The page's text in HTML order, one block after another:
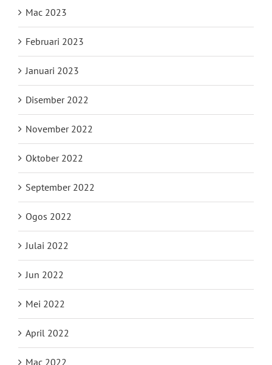
Mac 2023
Februari 2023
Januari 2023
Disember 2022
November 2022
Oktober 2022
September 2022
Ogos 2022
Julai 2022
Jun 2022
Mei 2022
April 2022
Mac 2022